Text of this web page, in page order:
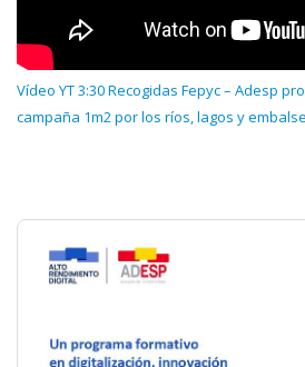
Vídeo YT 3:30 Recogidas Fepyc – Adesp
campaña 1m2 por los ríos, lagos y